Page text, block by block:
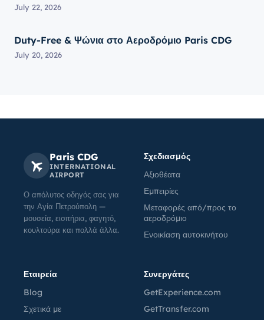
July 22, 2026
Duty-Free & Ψώνια στο Αεροδρόμιο Paris CDG
July 20, 2026
Paris CDG
INTERNATIONAL
AIRPORT
Ο απόλυτος οδηγός σας για
την Αγία Πετρούπολη —
μουσεία, εισιτήρια, φαγητό,
κουλτούρα και πολλά άλλα.
Σχεδιασμός
Αξιοθέατα
Εμπειρίες
Μεταφορές από/προς το
αεροδρόμιο
Ενοικίαση αυτοκινήτου
Εταιρεία
Blog
Σχετικά με
Συνεργάτες
GetExperience.com
GetTransfer.com